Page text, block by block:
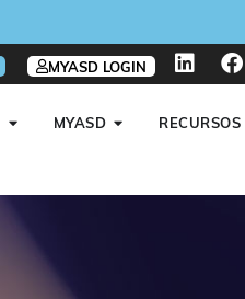
MYASD LOGIN
MYASD RECURSOS